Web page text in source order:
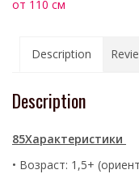
от 110 см
Description
Description
85Характеристики
• Возраст: 1,5+